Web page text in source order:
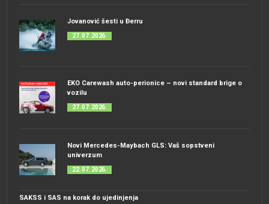
Jovanović šesti u Đerru
27. 07. 2026.
EKO Carewash auto-perionice – novi standard brige o
vozilu
27. 07. 2026.
Novi Mercedes-Maybach GLS: Vaš sopstveni
univerzum
22. 07. 2026.
SAKSS i SAS na korak do ujedinjenja